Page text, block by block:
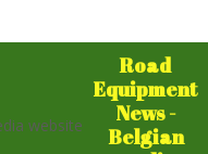
Road
Equipment
News -
Belgian